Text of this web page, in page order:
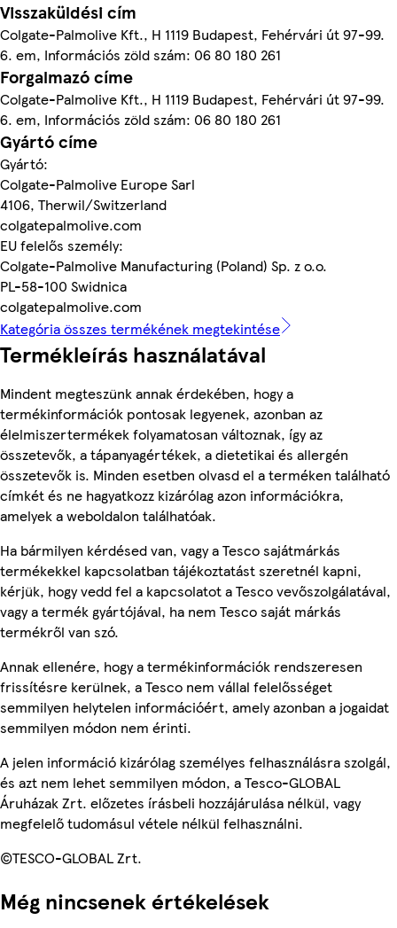
Visszaküldési cím
Colgate-Palmolive Kft., H 1119 Budapest, Fehérvári út 97-99.
6. em, Információs zöld szám: 06 80 180 261
Forgalmazó címe
Colgate-Palmolive Kft., H 1119 Budapest, Fehérvári út 97-99.
6. em, Információs zöld szám: 06 80 180 261
Gyártó címe
Gyártó:
Colgate-Palmolive Europe Sarl
4106, Therwil/Switzerland
colgatepalmolive.com
EU felelős személy:
Colgate-Palmolive Manufacturing (Poland) Sp. z o.o.
PL-58-100 Swidnica
colgatepalmolive.com
Kategória összes termékének megtekintése
Termékleírás használatával
Mindent megteszünk annak érdekében, hogy a
termékinformációk pontosak legyenek, azonban az
élelmiszertermékek folyamatosan változnak, így az
összetevők, a tápanyagértékek, a dietetikai és allergén
összetevők is. Minden esetben olvasd el a terméken található
címkét és ne hagyatkozz kizárólag azon információkra,
amelyek a weboldalon találhatóak.
Ha bármilyen kérdésed van, vagy a Tesco sajátmárkás
termékekkel kapcsolatban tájékoztatást szeretnél kapni,
kérjük, hogy vedd fel a kapcsolatot a Tesco vevőszolgálatával,
vagy a termék gyártójával, ha nem Tesco saját márkás
termékről van szó.
Annak ellenére, hogy a termékinformációk rendszeresen
frissítésre kerülnek, a Tesco nem vállal felelősséget
semmilyen helytelen információért, amely azonban a jogaidat
semmilyen módon nem érinti.
A jelen információ kizárólag személyes felhasználásra szolgál,
és azt nem lehet semmilyen módon, a Tesco-GLOBAL
Áruházak Zrt. előzetes írásbeli hozzájárulása nélkül, vagy
megfelelő tudomásul vétele nélkül felhasználni.
©TESCO-GLOBAL Zrt.
Még nincsenek értékelések